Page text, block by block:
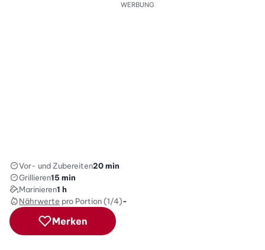
WERBUNG
Vor- und Zubereiten20 min
Grillieren15 min
Marinieren1 h
Nährwerte pro Portion (1/4)-
Merken